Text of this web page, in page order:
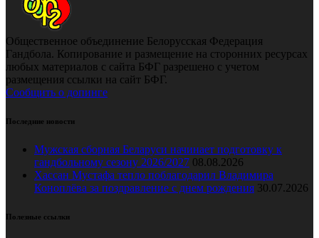
Общественное объединение Белорусская Федерация
Гандбола. Копирование и размещение на сторонних ресурсах
любых материалов с сайта БФГ разрешено с учетом
размещения ссылки на сайт БФГ.
Сообщить о допинге
Последние новости
Мужская сборная Беларуси начинает подготовку к
гандбольному сезону 2026/2027 08.08.2026
Хассан Мустафа тепло поблагодарил Владимира
Коноплёва за поздравление с днем рождения 30.07.2026
Полезные ссылки